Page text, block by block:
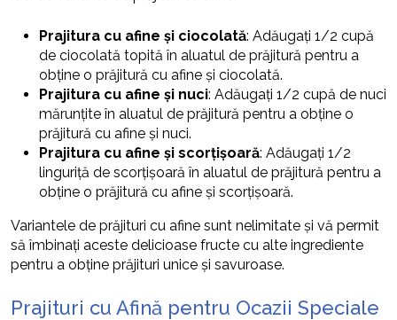
Prajitura cu afine și ciocolată: Adăugați 1/2 cupă
de ciocolată topită în aluatul de prăjitură pentru a
obține o prăjitură cu afine și ciocolată.
Prajitura cu afine și nuci: Adăugați 1/2 cupă de nuci
mărunțite în aluatul de prăjitură pentru a obține o
prăjitură cu afine și nuci.
Prajitura cu afine și scorțișoară: Adăugați 1/2
linguriță de scorțișoară în aluatul de prăjitură pentru a
obține o prăjitură cu afine și scorțișoară.
Variantele de prăjituri cu afine sunt nelimitate și vă permit
să îmbinați aceste delicioase fructe cu alte ingrediente
pentru a obține prăjituri unice și savuroase.
Prajituri cu Afină pentru Ocazii Speciale